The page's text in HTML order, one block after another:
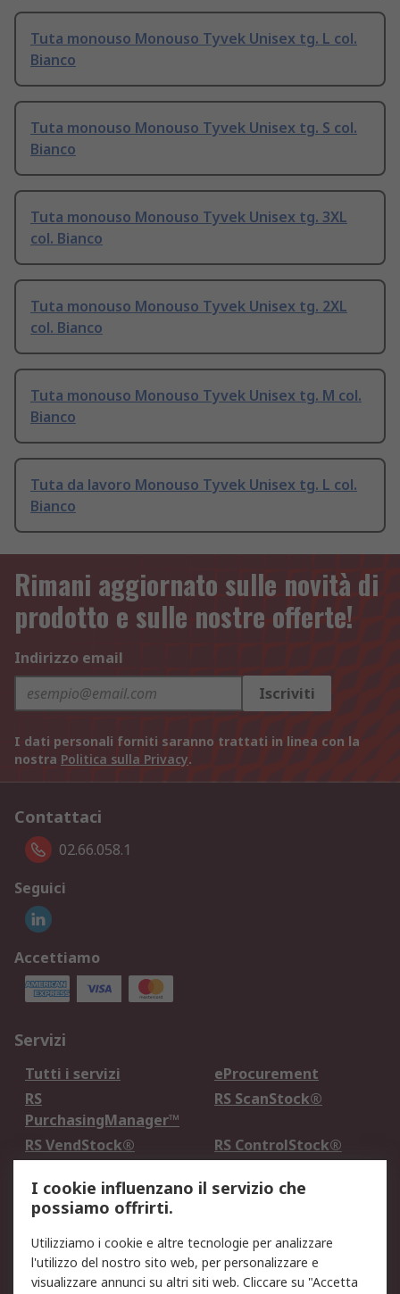
Tuta monouso Monouso Tyvek Unisex tg. L col.
Bianco
Tuta monouso Monouso Tyvek Unisex tg. S col.
Bianco
Tuta monouso Monouso Tyvek Unisex tg. 3XL
col. Bianco
Tuta monouso Monouso Tyvek Unisex tg. 2XL
col. Bianco
Tuta monouso Monouso Tyvek Unisex tg. M col.
Bianco
Tuta da lavoro Monouso Tyvek Unisex tg. L col.
Bianco
Rimani aggiornato sulle novità di
prodotto e sulle nostre offerte!
Indirizzo email
Iscriviti
I dati personali forniti saranno trattati in linea con la
nostra Politica sulla Privacy.
Contattaci
02.66.058.1
Seguici
Accettiamo
Servizi
Tutti i servizi
eProcurement
RS
PurchasingManager™
RS ScanStock®
RS VendStock®
RS ControlStock®
Legale
Informativa Cookie
Informativa Privacy -
Aggiornata
I cookie influenzano il servizio che
possiamo offrirti.
Utilizziamo i cookie e altre tecnologie per analizzare
l'utilizzo del nostro sito web, per personalizzare e
visualizzare annunci su altri siti web. Cliccare su "Accetta